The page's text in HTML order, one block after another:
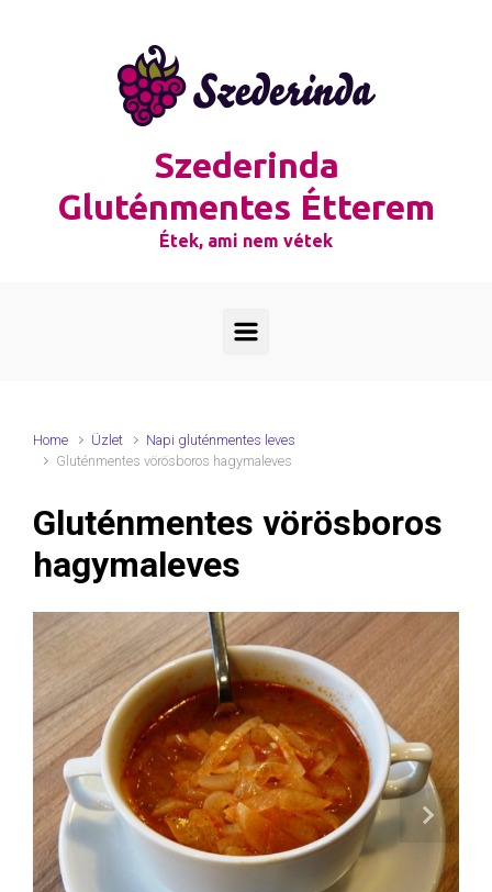
Szederinda
Gluténmentes Étterem
Étek, ami nem vétek
Home Üzlet
Napi gluténmentes leves
Gluténmentes vörösboros hagymaleves
Gluténmentes vörösboros
hagymaleves
Next